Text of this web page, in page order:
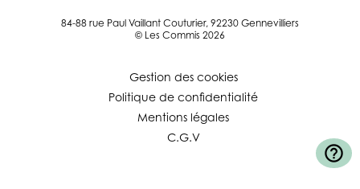
84-88 rue Paul Vaillant Couturier, 92230 Gennevilliers
© Les Commis 2026
Gestion des cookies
Politique de confidentialité
Mentions légales
C.G.V
help_outline